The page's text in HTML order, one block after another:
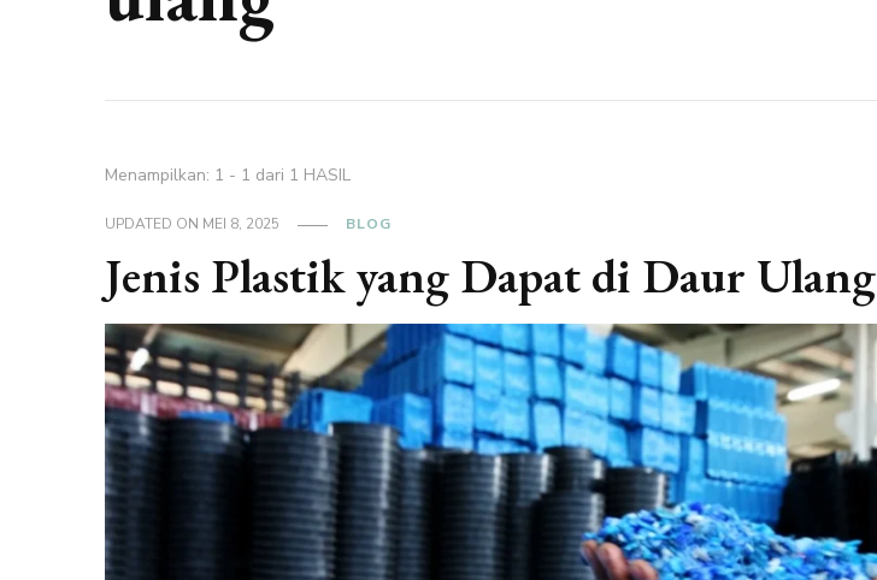
Menampilkan: 1 - 1 dari 1 HASIL
UPDATED ON MEI 8, 2025 BLOG
Jenis Plastik yang Dapat di Daur Ulang